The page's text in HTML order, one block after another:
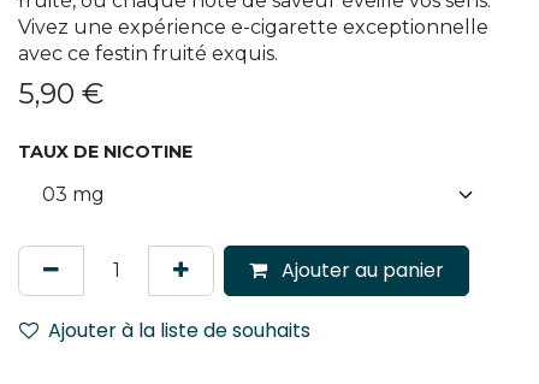
Vivez une expérience e-cigarette exceptionnelle
avec ce festin fruité exquis.
5,90 €
TAUX DE NICOTINE
Ajouter au panier
Ajouter à la liste de souhaits